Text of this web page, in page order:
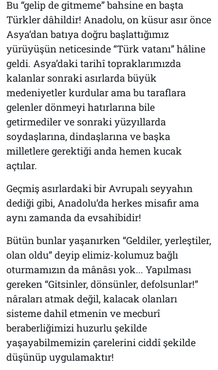
Bu “gelip de gitmeme” bahsine en başta
Türkler dâhildir! Anadolu, on küsur asır önce
Asya’dan batıya doğru başlattığımız
yürüyüşün neticesinde “Türk vatanı” hâline
geldi. Asya’daki tarihî topraklarımızda
kalanlar sonraki asırlarda büyük
medeniyetler kurdular ama bu taraflara
gelenler dönmeyi hatırlarına bile
getirmediler ve sonraki yüzyıllarda
soydaşlarına, dindaşlarına ve başka
milletlere gerektiği anda hemen kucak
açtılar.
Geçmiş asırlardaki bir Avrupalı seyyahın
dediği gibi, Anadolu’da herkes misafir ama
aynı zamanda da evsahibidir!
Bütün bunlar yaşanırken “Geldiler, yerleştiler,
olan oldu” deyip elimiz-kolumuz bağlı
oturmamızın da mânâsı yok... Yapılması
gereken “Gitsinler, dönsünler, defolsunlar!”
nâraları atmak değil, kalacak olanları
sisteme dahil etmenin ve mecburî
beraberliğimizi huzurlu şekilde
yaşayabilmemizin çarelerini ciddî şekilde
düşünüp uygulamaktır!